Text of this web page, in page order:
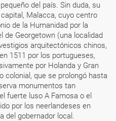
del país. Sin duda, su
Malacca, cuyo centro
de la Humanidad por la
de Georgetown (una localidad
arquitectónicos chinos,
1511 por los portugueses,
por Holanda y Gran
colonial, que se prolongó hasta
monumentos tan
fuerte luso A Famosa o el
por los neerlandeses en
del gobernador local.